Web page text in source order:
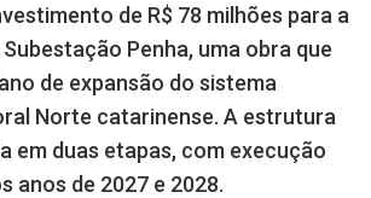
de R$ 78 milhões para a
Penha, uma obra que
de expansão do sistema
Norte catarinense. A estrutura
em duas etapas, com execução
anos de 2027 e 2028.